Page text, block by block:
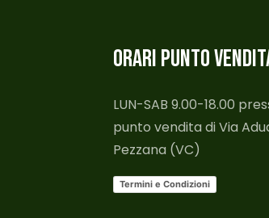
ORARI PUNTO
LUN-SAB 9.00-18.00
punto vendita di Via
Pezzana (VC)
Termini e Condizioni